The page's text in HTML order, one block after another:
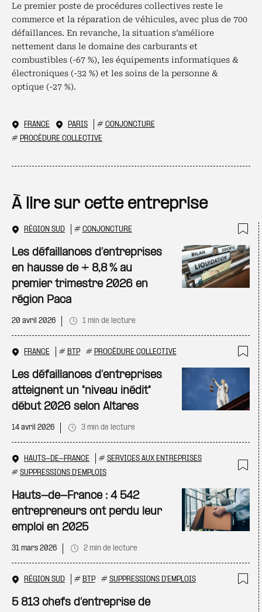
Le premier poste de procédures collectives reste le
commerce et la réparation de véhicules, avec plus de 700
défaillances. En revanche, la situation s’améliore
nettement dans le domaine des carburants et
combustibles (-67 %), les équipements informatiques &
électroniques (-32 %) et les soins de la personne &
optique (-27 %).
FRANCE PARIS # CONJONCTURE
# PROCÉDURE COLLECTIVE
À lire sur cette entreprise
RÉGION SUD # CONJONCTURE
Les défaillances d’entreprises
en hausse de + 8,8 % au
premier trimestre 2026 en
région Paca
20 avril 2026 1 min de lecture
FRANCE # BTP # PROCÉDURE COLLECTIVE
Les défaillances d’entreprises
atteignent un "niveau inédit"
début 2026 selon Altares
14 avril 2026 3 min de lecture
HAUTS-DE-FRANCE # SERVICES AUX ENTREPRISES
# SUPPRESSIONS D'EMPLOIS
Hauts-de-France : 4 542
entrepreneurs ont perdu leur
emploi en 2025
31 mars 2026 2 min de lecture
RÉGION SUD # BTP # SUPPRESSIONS D'EMPLOIS
5 813 chefs d’entreprise de